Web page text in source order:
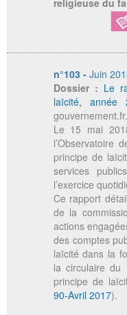
religieuse du
n°103 - Juin
Dossier : Le
laïcité, année
gouvernement.fr.
Le 15 mai
l’Observatoire
principe de
services
l’exercice
Ce rapport
de la
actions
des comptes
laïcité dans la
la circulaire du
principe de
90-Avril 2017).